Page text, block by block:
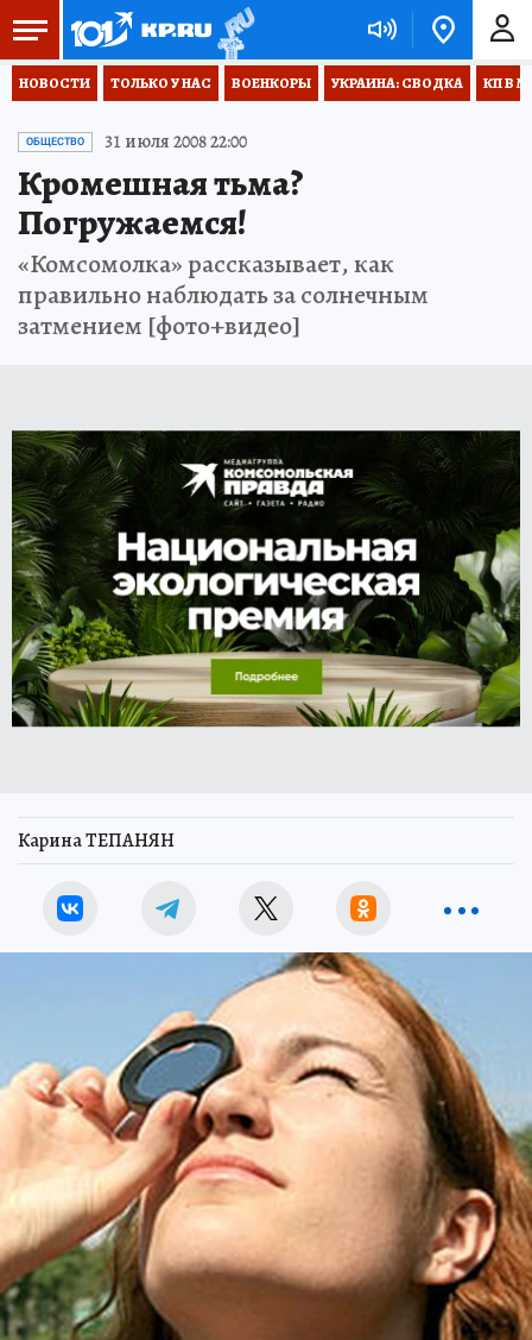
НОВОСТИ ТОЛЬКО У НАС ВОЕНКОРЫ УКРАИНА: СВОДКА КП В
ОБЩЕСТВО 31 июля 2008 22:00
Кромешная тьма?
Погружаемся!
«Комсомолка» рассказывает, как
правильно наблюдать за солнечным
затмением [фото+видео]
Карина ТЕПАНЯН